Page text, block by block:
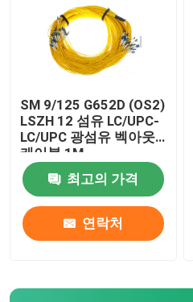
SM 9/125 G652D (OS2)
LSZH 12 섬유 LC/UPC-
LC/UPC 광섬유 벡아웃
케이블 1M
최고의 가격
연락처